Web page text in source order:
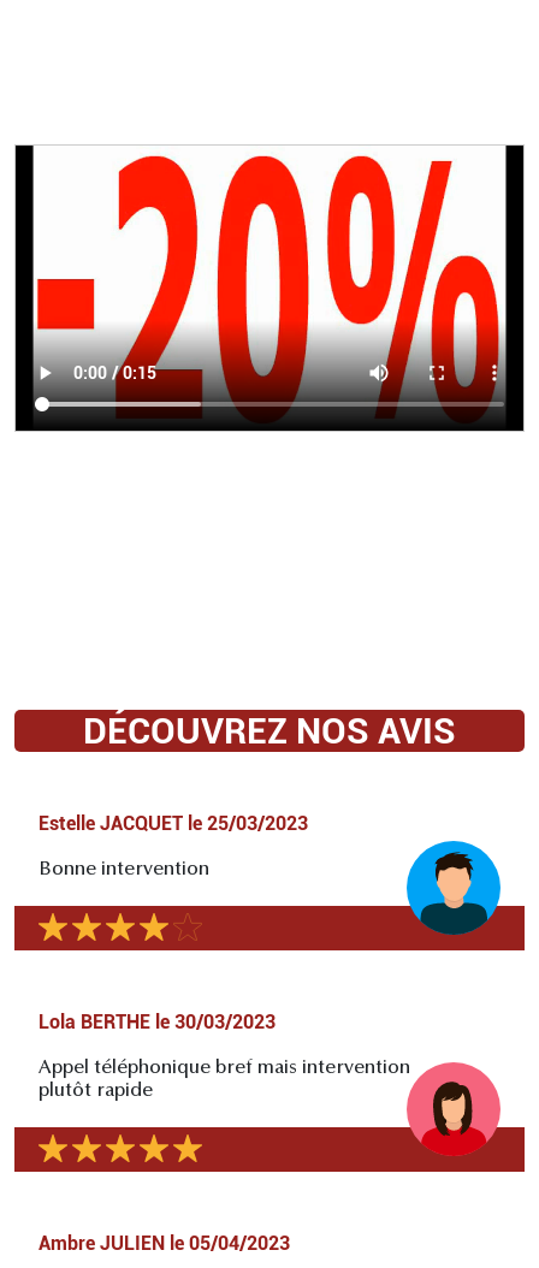
DÉCOUVREZ NOS AVIS
Estelle JACQUET le 25/03/2023
Bonne intervention
Lola BERTHE le 30/03/2023
Appel téléphonique bref mais intervention
plutôt rapide
Ambre JULIEN le 05/04/2023